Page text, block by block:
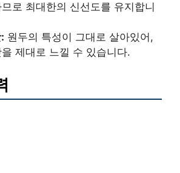
로 최대한의 신선도를 유지합니
원두의 특성이 그대로 살아있어,
제대로 느낄 수 있습니다.